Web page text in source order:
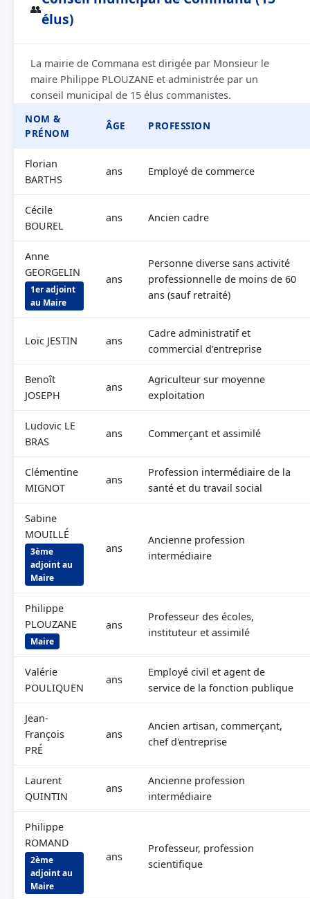
👥
élus)
La mairie de Commana est dirigée par Monsieur le
maire Philippe PLOUZANE et administrée par un
conseil municipal de 15 élus commanistes.
NOM &
PRÉNOM
ÂGE PROFESSION
Florian
BARTHS
ans Employé de commerce
Cécile
BOUREL
ans Ancien cadre
Anne
GEORGELIN
1er adjoint
au Maire
ans
Personne diverse sans activité
professionnelle de moins de 60
ans (sauf retraité)
Loïc JESTIN ans
Cadre administratif et
commercial d'entreprise
Benoît
JOSEPH
ans
Agriculteur sur moyenne
exploitation
Ludovic LE
BRAS
ans Commerçant et assimilé
Clémentine
MIGNOT
ans
Profession intermédiaire de la
santé et du travail social
Sabine
MOUILLÉ
3ème
adjoint au
Maire
ans
Ancienne profession
intermédiaire
Philippe
PLOUZANE
Maire
ans
Professeur des écoles,
instituteur et assimilé
Valérie
POULIQUEN
ans
Employé civil et agent de
service de la fonction publique
Jean-
François
PRÉ
ans
Ancien artisan, commerçant,
chef d'entreprise
Laurent
QUINTIN
ans
Ancienne profession
intermédiaire
Philippe
ROMAND
2ème
adjoint au
Maire
ans
Professeur, profession
scientifique